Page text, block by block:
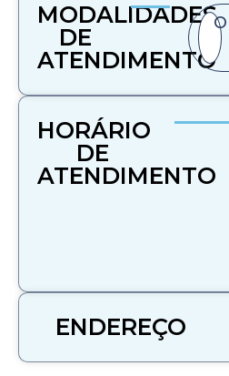
MODALIDADES
DE
ATENDIMENTO​
HORÁRIO
DE
ATENDIMENTO
ENDEREÇO